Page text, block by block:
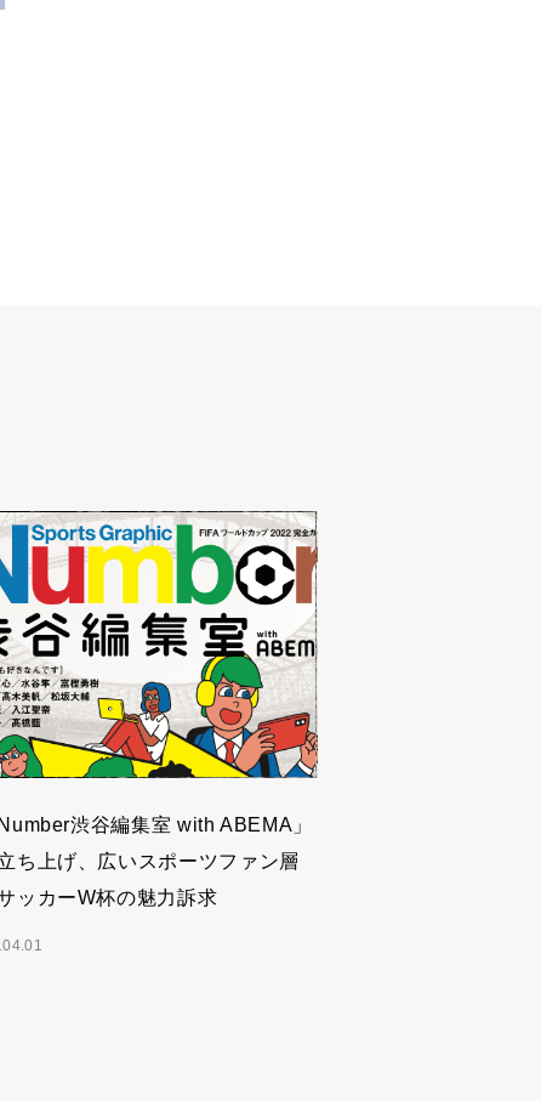
Number渋谷編集室 with ABEMA」
ち上げ、広いスポーツファン層
ッカーW杯の魅力訴求